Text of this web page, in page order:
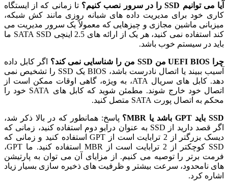
آیا می توانیم SSD را در سرور نصب کنیم؟
تا زمانی که از ایستگاه
کاری خود برای مدیریت داده های شبانه روزی مانند کش شبکه،
میزبانی ماشین مجازی و چیزهایی که معمولاً یک سرور مدیریت می
کند استفاده نمی کنید، هر یک از ارائه های 2.5 اینچی SATA SSD ما
باید در سیستم خوب باشد.
چرا UEFI BIOS من SSD من را شناسایی نمی کند؟
اگر کابل داده
آسیب ببیند یا اتصال نادرست باشد، BIOS یک SSD را تشخیص نمی
دهد. کابل های سریال ATA، به ویژه، گاهی اوقات ممکن است از
اتصال خود خارج شوند. مطمئن شوید که کابل های SATA خود را
محکم به اتصال پورت SATA متصل کنید.
SSD باید GPT باشد یا MBR؟
پاسخ: همانطور که در بالا ذکر شد،
اگر قصد دارید از SSD به عنوان درایو دوم استفاده کنید، زمانی که
دیسک بزرگتر از 2 ترابایت است از GPT استفاده کنید و زمانی که
SSD کوچکتر از 2 ترابایت است از MBR استفاده کنید. ما GPT،
فرمت برتر را توصیه می کنیم. از مزایای آن می توان به پارتیشن
های نامحدود، سرعت بیشتر و ظرفیت های ذخیره سازی بسیار زیاد
اشاره کرد.